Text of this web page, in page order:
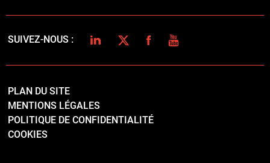
SUIVEZ-NOUS : LINKEDINTWITTERFACEBOOK
YOUTUBE
PLAN DU SITE
MENTIONS LÉGALES
POLITIQUE DE CONFIDENTIALITÉ
COOKIES